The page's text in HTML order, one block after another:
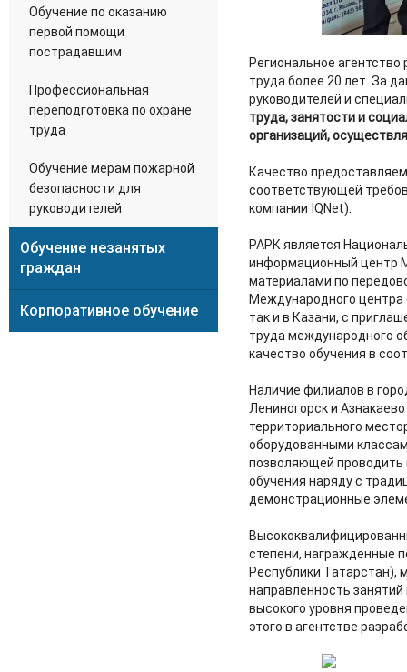
Обучение по оказанию
первой помощи
пострадавшим
Профессиональная
переподготовка по охране
труда
Обучение мерам пожарной
безопасности для
руководителей
Обучение незанятых
граждан
Корпоративное обучение
Региональное
труда более 20 лет. За
руководителей и
труда, занятости и
организаций,
Качество
соответствующей
компании IQNet).
РАРК является
информационный центр
материалами по
Международного центра
так и в Казани, с
труда международного
качество обучения в
Наличие филиалов в
Лениногорск и
территориального
оборудованными
позволяющей
обучения наряду с
демонстрационные
степени, награжденные
Республики Татарстан),
направленность
высокого уровня
этого в агентстве